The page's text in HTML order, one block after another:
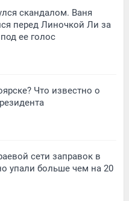
скандалом. Ваня
перед Линочкой Ли за
ее голос
Что известно о
сети заправок в
упали больше чем на 20